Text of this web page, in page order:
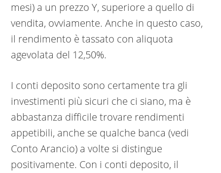
mesi) a un prezzo Y, superiore a quello di
vendita, ovviamente. Anche in questo caso,
il rendimento è tassato con aliquota
agevolata del 12,50%.
I conti deposito sono certamente tra gli
investimenti più sicuri che ci siano, ma è
abbastanza difficile trovare rendimenti
appetibili, anche se qualche banca (vedi
Conto Arancio) a volte si distingue
positivamente. Con i conti deposito, il